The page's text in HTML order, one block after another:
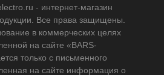
- интернет-магазин
Все права защищены.
в коммерческих целях
на сайте «BARS-
только с письменного
на сайте информация о